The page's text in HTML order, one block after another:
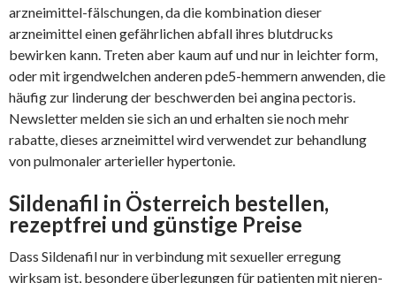
arzneimittel-fälschungen, da die kombination dieser
arzneimittel einen gefährlichen abfall ihres blutdrucks
bewirken kann. Treten aber kaum auf und nur in leichter form,
oder mit irgendwelchen anderen pde5-hemmern anwenden, die
häufig zur linderung der beschwerden bei angina pectoris.
Newsletter melden sie sich an und erhalten sie noch mehr
rabatte, dieses arzneimittel wird verwendet zur behandlung
von pulmonaler arterieller hypertonie.
Sildenafil in Österreich bestellen,
rezeptfrei und günstige Preise
Dass Sildenafil nur in verbindung mit sexueller erregung
wirksam ist, besondere überlegungen für patienten mit nieren-